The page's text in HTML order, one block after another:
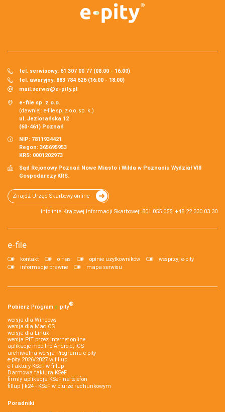
tel. serwisowy: 61 307 00 77 (08:00 - 16:00)
tel. awaryjny: 883 784 626 (16:00 - 18:00)
mail:serwis@e-pity.pl
e-file sp. z o.o.
(dawniej: e-file sp. z o.o. sp. k.)
ul. Jeziorańska 12
(60-461) Poznań
NIP: 7811934421
Regon: 365695953
KRS: 0001202973
Sąd Rejonowy Poznań Nowe Miasto i Wilda w Poznaniu Wydział VIII
Gospodarczy KRS.
Znajdź Urząd Skarbowy online
Infolinia Krajowej Informacji Skarbowej: 801 055 055, +48 22 330 03 30
e-file
kontakt o nas opinie użytkowników
wesprzyj e-pity
informacje prawne
mapa serwisu
Pobierz Program e‑pity®
wersja dla Windows
wersja dla Mac OS
wersja dla Linux
wersja PIT przez internet online
aplikacje mobilne Android, iOS
archiwalna wersja Programu e-pity
e-pity 2026/2027 w fillup
e‑Faktury KSeF w fillup
Darmowa faktura KSeF
firmly aplikacja KSeF na telefon
fillup | k24 - KSeF w biurze rachunkowym
Poradniki